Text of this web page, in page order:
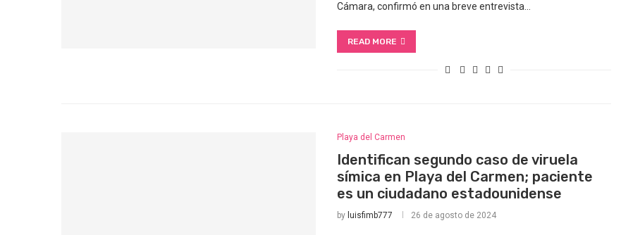
Cámara, confirmó en una breve entrevista…
READ MORE
Playa del Carmen
Identifican segundo caso de viruela
símica en Playa del Carmen; paciente
es un ciudadano estadounidense
by luisfimb777 26 de agosto de 2024